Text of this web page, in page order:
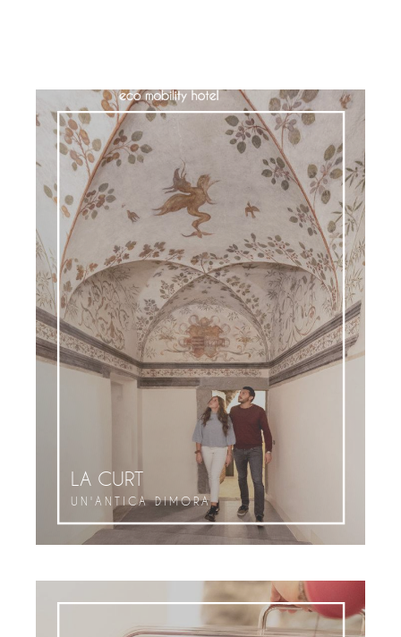
LA CURT
UN'ANTICA DIMORA